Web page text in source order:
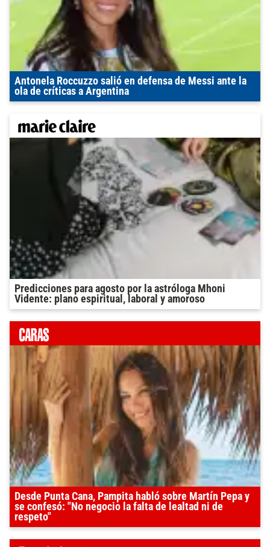
Antonela Roccuzzo salió en defensa de Messi ante la
ola de críticas a Argentina
Predicciones para agosto por la astróloga Mhoni
Vidente: plano espiritual, laboral y amoroso
Desde Punta Cana, Pampita habló sobre Martín Pepa y
se confesó: "No negocio la falta de lealtad ni de
respeto"